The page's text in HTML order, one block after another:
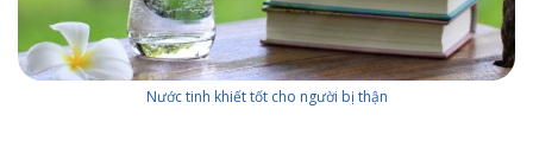
Nước tinh khiết tốt cho người bị thận